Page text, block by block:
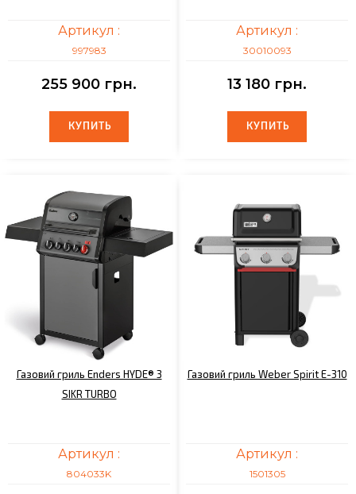
Артикул :
997983
255 900 грн.
КУПИТЬ
КУПИТЬ
Артикул :
30010093
13 180 грн.
КУПИТЬ
КУПИТЬ
Газовий гриль Enders HYDE® 3
SIKR TURBO
Артикул :
804033K
Газовий гриль Weber Spirit E-310
Артикул :
1501305